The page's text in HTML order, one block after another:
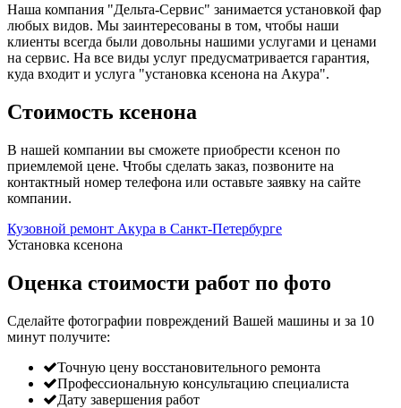
Наша компания "Дельта-Сервис" занимается установкой фар
любых видов. Мы заинтересованы в том, чтобы наши
клиенты всегда были довольны нашими услугами и ценами
на сервис. На все виды услуг предусматривается гарантия,
куда входит и услуга "установка ксенона на Акура".
Стоимость ксенона
В нашей компании вы сможете приобрести ксенон по
приемлемой цене. Чтобы сделать заказ, позвоните на
контактный номер телефона или оставьте заявку на сайте
компании.
Кузовной ремонт Акура в Санкт-Петербурге
Установка ксенона
Оценка стоимости работ по фото
Сделайте фотографии повреждений Вашей машины и за 10
минут получите:
Точную цену восстановительного ремонта
Профессиональную консультацию специалиста
Дату завершения работ